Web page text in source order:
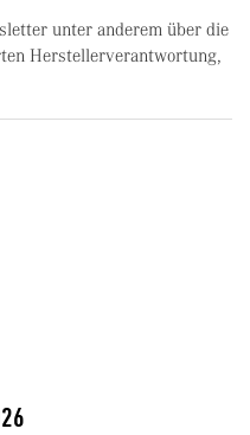
unter anderem über die
Herstellerverantwortung,